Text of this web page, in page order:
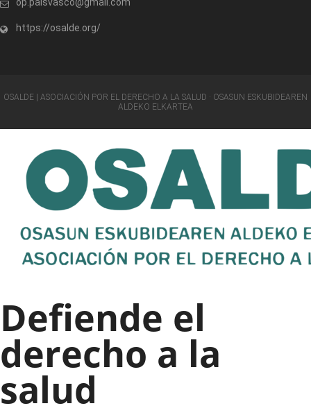
https://osalde.org/
OSALDE | ASOCIACIÓN POR EL DERECHO A LA SALUD · OSASUN ESKUBIDEAREN
ALDEKO ELKARTEA
Defiende el
derecho a la
salud